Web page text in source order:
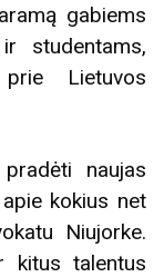
gabiems
studentams,
Lietuvos
naujas
kokius net
Niujorke.
kitus talentus